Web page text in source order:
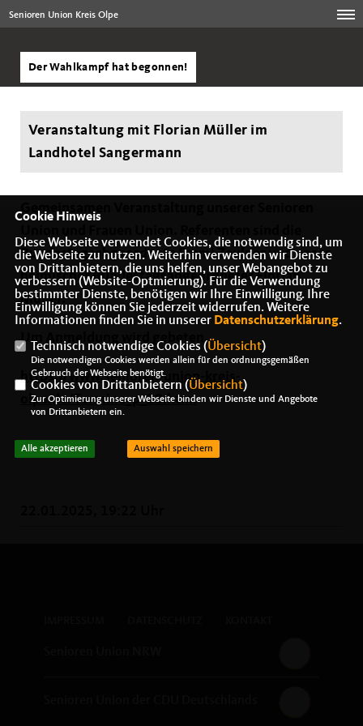
Senioren Union Kreis Olpe
Der Wahlkampf hat begonnen!
Veranstaltung mit Florian Müller im
Landhotel Sangermann
Gemeinsamen Veranstaltung unserer Senioren
Bundestagsabgeordnete Emmi Zeulner und unser
heimischer Bundestagsabgeordneter Florian
Müller.
Um Anmeldung wird gebeten.
https://www.senioren-union-kreis-
olpe.de/Termine_p_28.html
Cookie Hinweis
Diese Webseite verwendet Cookies, die notwendig sind, um
die Webseite zu nutzen. Weiterhin verwenden wir Dienste
von Drittanbietern, die uns helfen, unser Webangebot zu
verbessern (Website-Optmierung). Für die Verwendung
bestimmter Dienste, benötigen wir Ihre Einwilligung. Ihre
Einwilligung können Sie jederzeit widerrufen. Weitere
Informationen finden Sie in unserer Datenschutzerklärung.
Technisch notwendige Cookies (Übersicht)
Die notwendigen Cookies werden allein für den ordnungsgemäßen
Gebrauch der Webseite benötigt.
Cookies von Drittanbietern (Übersicht)
Zur Optimierung unserer Webseite binden wir Dienste und Angebote
von Drittanbietern ein.
Alle akzeptieren Auswahl speichern